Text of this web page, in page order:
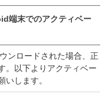
端末でのアクティベー
ンロードされた場合、正
。以下よりアクティベー
いします。